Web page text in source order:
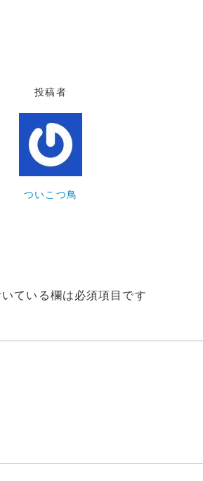
投稿者
ついこつ鳥
いている欄は必須項目です